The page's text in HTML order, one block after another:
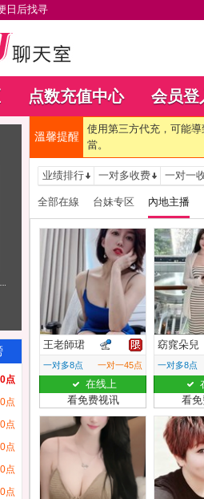
日后找寻
点数充值中心 会员登
点
点
点
点
点
点
溫馨提醒
使用第三方代充，可能
當。
业绩排行 一对多收费 一对一
全部在線 台妹专区 內地主播
王老師珺
一对多8点 一对一45点
在线上
看免费视讯
窈窕朵兒
一对多8点
看